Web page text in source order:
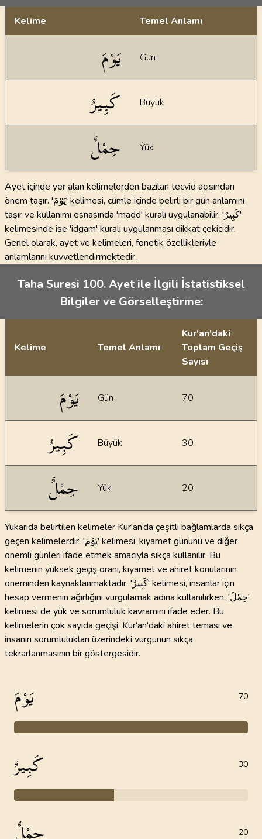
Kelime Temel Anlamı
يَوْمَ Gün
كَبِيرٌ Büyük
حِمْلٌ Yük
Ayet içinde yer alan kelimelerden bazıları tecvid açısından
önem taşır. 'يَوْمَ' kelimesi, cümle içinde belirli bir gün anlamını
taşır ve kullanımı esnasında 'madd' kuralı uygulanabilir. 'كَبِيرٌ'
kelimesinde ise 'idgam' kuralı uygulanması dikkat çekicidir.
Genel olarak, ayet ve kelimeleri, fonetik özellikleriyle
anlamlarını kuvvetlendirmektedir.
Taha Suresi 100. Ayet ile İlgili İstatistiksel
Bilgiler ve Görselleştirme:
Kelime Temel Anlamı
Kur'an'daki
Toplam Geçiş
Sayısı
يَوْمَ Gün 70
كَبِيرٌ Büyük 30
حِمْلٌ Yük 20
Yukarıda belirtilen kelimeler Kur'an’da çeşitli bağlamlarda sıkça
geçen kelimelerdir. 'يَوْمَ' kelimesi, kıyamet gününü ve diğer
önemli günleri ifade etmek amacıyla sıkça kullanılır. Bu
kelimenin yüksek geçiş oranı, kıyamet ve ahiret konularının
öneminden kaynaklanmaktadır. 'كَبِيرٌ' kelimesi, insanlar için
hesap vermenin ağırlığını vurgulamak adına kullanılırken, 'حِمْلٌ'
kelimesi de yük ve sorumluluk kavramını ifade eder. Bu
kelimelerin çok sayıda geçişi, Kur'an'daki ahiret teması ve
insanın sorumlulukları üzerindeki vurgunun sıkça
tekrarlanmasının bir göstergesidir.
يَوْمَ 70
كَبِيرٌ 30
20